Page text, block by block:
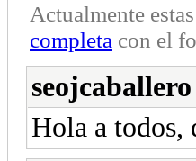
Actualmente
completa con el
seojcaballero
Hola a todos,